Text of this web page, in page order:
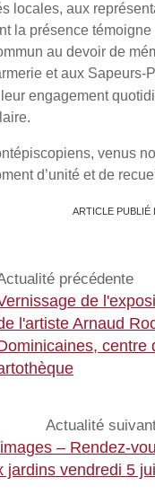
locales, aux
la présence témoigne
au devoir de
et aux Sapeurs-
engagement
venus
d’unité et de
ARTICLE PUBLIÉ
précédente
de
l'artiste Arnaud
centre
Actualité
– Rendez-
jardins vendredi 5